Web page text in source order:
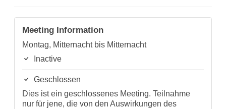
Meeting Information
Montag, Mitternacht bis Mitternacht
Inactive
Geschlossen
Dies ist ein geschlossenes Meeting. Teilnahme
nur für jene, die von den Auswirkungen des